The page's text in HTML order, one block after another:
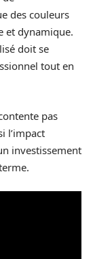
des couleurs
et dynamique.
doit se
tout en
pas
l’impact
investissement